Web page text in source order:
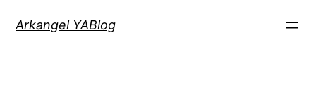
Arkangel YABlog